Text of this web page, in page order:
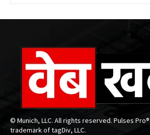
© Munich, LLC. All rights reserved. Pulses
trademark of tagDiv, LLC.